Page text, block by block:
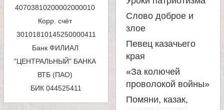
и
ы
40703810200002000010
Корр. счёт
Банк ФИЛИАЛ
"ЦЕНТРАЛЬНЫЙ" БАНКА
ВТБ (ПАО)
БИК 044525411
и
с
к
а
Слово доброе и
злое
Певец казачьего
края
«За колючей
проволокой войны»
Помяни, казак,